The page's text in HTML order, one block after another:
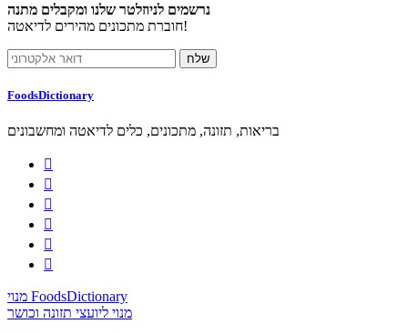
נרשמים לניוזלטר שלנו ומקבלים מתנה
חוברת מתכונים מהירים לדיאטה!
FoodsDictionary
בריאות, תזונה, מתכונים, כלים לדיאטה ומחשבונים






מנוי FoodsDictionary
מנוי ליועצי תזונה וכושר